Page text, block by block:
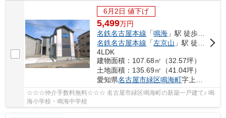
6月2日 値下げ
5,499万円
名鉄名古屋本線 「鳴海 」駅 徒歩8分
名鉄名古屋本線 「左京山 」駅 徒歩16分
4LDK
建物面積：107.68㎡（32.57坪）
土地面積：135.69㎡（41.04坪）
愛知県名古屋市緑区鳴海町字上中町16-7
☆☆☆仲介手数料無料☆☆☆ 名古屋市緑区鳴海町の新築一戸建て♪ 鳴
海小学校・鳴海中学校